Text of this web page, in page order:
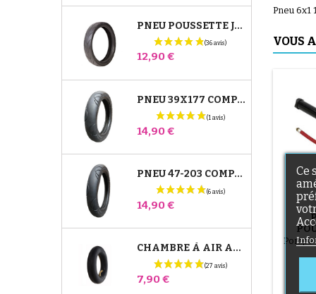
PNEU POUSSETTE JANÉ SLALOM PRO ET POWERTWIN
Prix
12,90 €
PNEU 39X177 COMPATIBLE POUSSETTE BUGABOO DONKEY - POUR ROUE AVANT
Prix
14,90 €
PNEU 47-203 COMPATIBLE POUSSETTE BUGABOO DONKEY - POUR ROUE ARRIÈRE
Prix
14,90 €
CHAMBRE À AIR ARRIÈRE POUSSETTE WHIZZ RED CASTLE
Prix
7,90 €
Pneu
VOUS
Ce